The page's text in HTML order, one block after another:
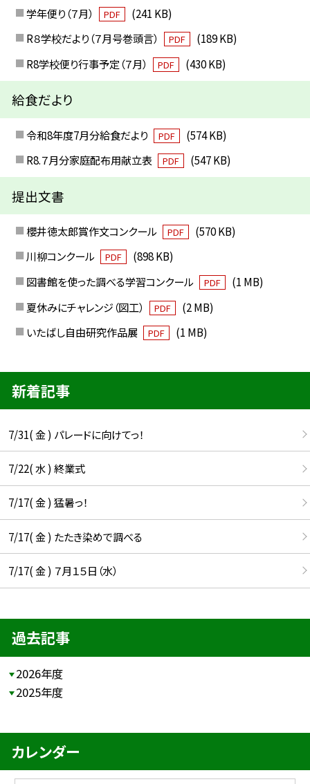
学年便り（７月） PDF
(241 KB)
R８学校だより（７月号巻頭言）
PDF
(189 KB)
R8学校便り行事予定（７月）
PDF (430 KB)
給食だより
令和8年度7月分給食だより PDF
(574 KB)
R8.７月分家庭配布用献立表
PDF (547 KB)
提出文書
櫻井徳太郎賞作文コンクール PDF
(570 KB)
川柳コンクール
PDF
(898 KB)
図書館を使った調べる学習コンクール
PDF
(1 MB)
夏休みにチャレンジ（図工）
PDF
(2 MB)
いたばし自由研究作品展
PDF (1 MB)
新着記事
7/31( 金 ) パレードに向けてっ！
7/22( 水 ) 終業式
7/17( 金 ) 猛暑っ！
7/17( 金 ) たたき染めで調べる
7/17( 金 ) ７月１５日（水）
過去記事
2026年度
2025年度
カレンダー